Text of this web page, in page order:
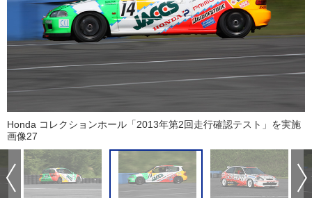
Honda コレクションホール「2013年第2回走行確認テスト」を実施
画像27